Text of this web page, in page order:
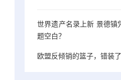
世界遗产名录上新 景德镇
题空白？
欧盟反倾销的篮子，错装